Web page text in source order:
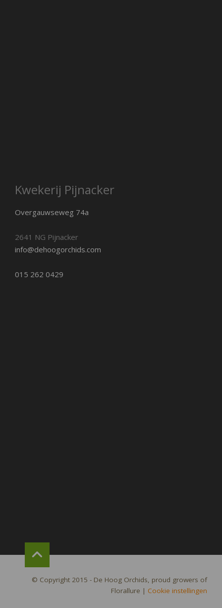
Kwekerij Pijnacker
Overgauwseweg 74a
2641 NG Pijnacker
info@dehoogorchids.com
015 262 0429
© Copyright 2015 - De Hoog Orchids, proud growers of
Florallure | Cookie instellingen